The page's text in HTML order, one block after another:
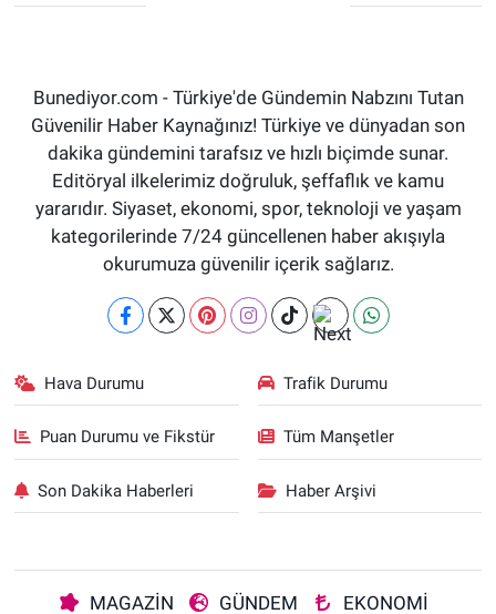
Bunediyor.com - Türkiye'de Gündemin Nabzını Tutan
Güvenilir Haber Kaynağınız! Türkiye ve dünyadan son
dakika gündemini tarafsız ve hızlı biçimde sunar.
Editöryal ilkelerimiz doğruluk, şeffaflık ve kamu
yararıdır. Siyaset, ekonomi, spor, teknoloji ve yaşam
kategorilerinde 7/24 güncellenen haber akışıyla
okurumuza güvenilir içerik sağlarız.
Hava Durumu Trafik Durumu
Puan Durumu ve Fikstür Tüm Manşetler
Son Dakika Haberleri Haber Arşivi
MAGAZİN GÜNDEM EKONOMİ